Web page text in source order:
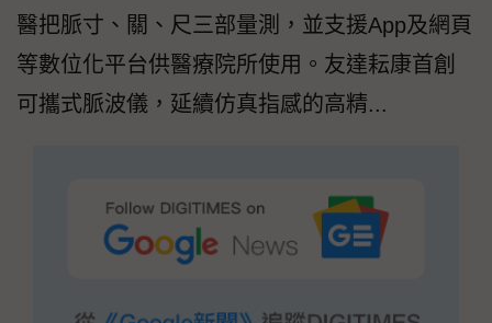
醫把脈寸、關、尺三部量測，並支援App及網頁
等數位化平台供醫療院所使用。友達耘康首創
可攜式脈波儀，延續仿真指感的高精...